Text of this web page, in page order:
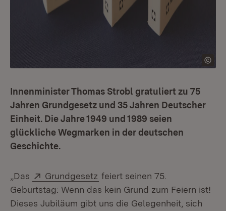
Innenminister Thomas Strobl gratuliert zu 75
Jahren Grundgesetz und 35 Jahren Deutscher
Einheit. Die Jahre 1949 und 1989 seien
glückliche Wegmarken in der deutschen
Geschichte.
„Das Extern:
Grundgesetz (Öffnet in neuem Fenster)
feiert seinen 75.
Geburtstag: Wenn das kein Grund zum Feiern ist!
Dieses Jubiläum gibt uns die Gelegenheit, sich